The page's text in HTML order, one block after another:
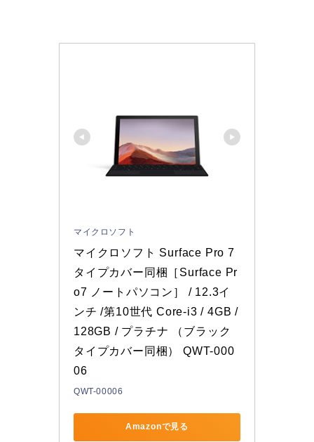
マイクロソフト
マイクロソフト Surface Pro 7
タイプカバー同梱［Surface Pr
o7 ノートパソコン］ / 12.3イ
ンチ /第10世代 Core-i3 / 4GB /
128GB / プラチナ （ブラック
タイプカバー同梱） QWT-000
06
QWT-00006
Amazonで見る